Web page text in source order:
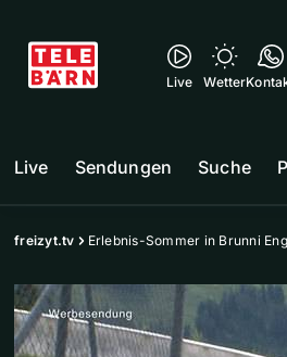
Live Wetter
Live Sendungen Suche
freizyt.tv Erlebnis-Sommer in Brunni